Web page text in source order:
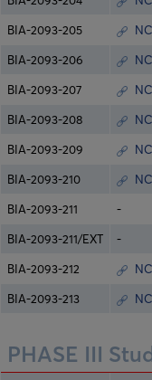
BIA-2093-205
BIA-2093-206
BIA-2093-207
BIA-2093-208
BIA-2093-209
BIA-2093-210
BIA-2093-211 -
BIA-2093-211/EXT -
BIA-2093-212
BIA-2093-213
PHASE III